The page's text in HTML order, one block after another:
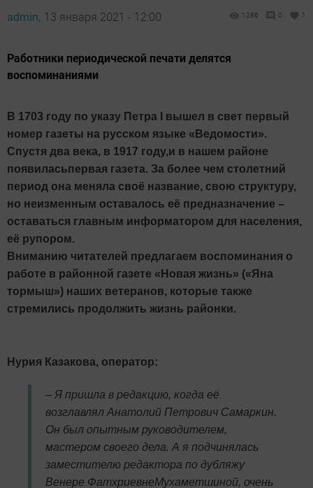
admin, 13 января 2021 - 12:00 1286 0 1
Работники периодической печати делятся
воспоминаниями
В 1703 году по указу Петра
вышел в свет первый
номер газеты на русском языке «Ведомости».
Спустя два века, в 1917 году,и в нашем районе
появиласьпервая газета. За более чем столетний
период она меняла своё название, свою структуру,
но неизменным оставалось её предназначение –
оставаться главным информатором для населения,
её рупором.
Вниманию читателей предлагаем воспоминания о
работе в районной газете «Новая жизнь» («Яна
тормыш») наших ветеранов, которые также
стремились продолжить жизнь районки.
Нурия Казакова, оператор:
– Я пришла в редакцию, когда её
возглавлял Анатолий Петрович Самаркин.
Он был опытным руководителем,
мастером своего дела. А я подчинялась
заместителю редактора по дубляжу
Венере ФатхриевнеМухаметшиной, очень